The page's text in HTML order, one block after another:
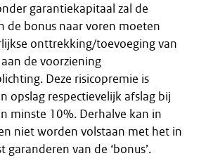
garantiekapitaal zal de
de bonus naar voren moeten
onttrekking/toevoeging van
de voorziening
Deze risicopremie is
opslag respectievelijk afslag bij
minste 10%. Derhalve kan in
niet worden volstaan met het in
garanderen van de ‘bonus’.